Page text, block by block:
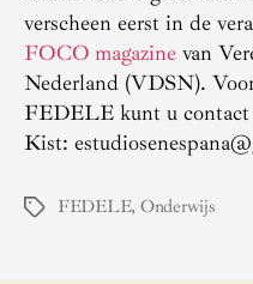
verscheen eerst in de
FOCO magazine van
Nederland (VDSN).
FEDELE kunt u contact
Kist:
Tags FEDELE, Onderwijs